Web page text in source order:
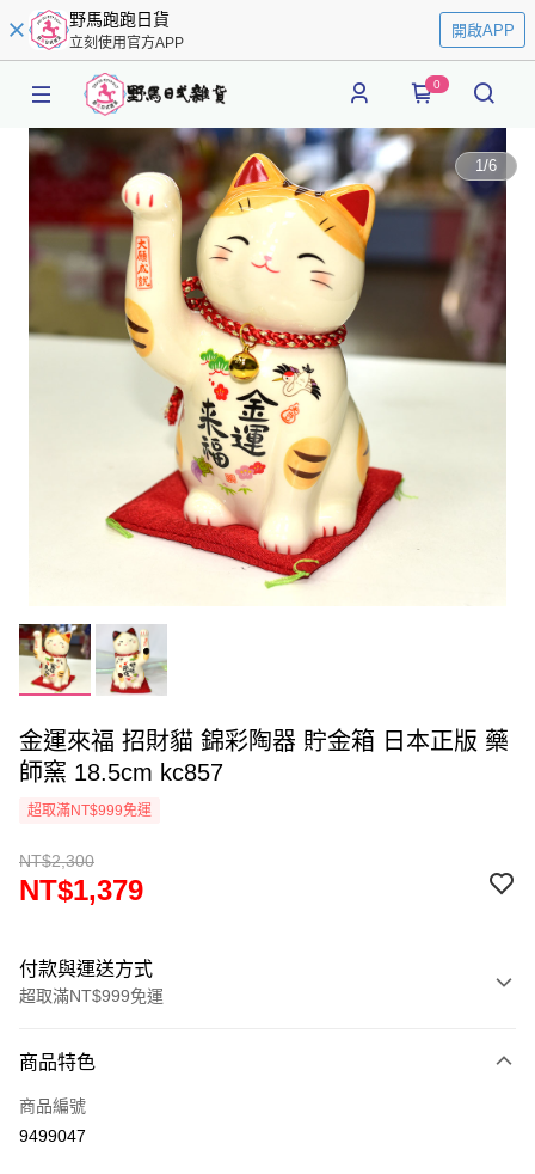
野馬跑跑日貨
立刻使用官方APP
開啟APP
0
1/6
金運來福 招財貓 錦彩陶器 貯金箱 日本正版 藥
師窯 18.5cm kc857
超取滿NT$999免運
NT$2,300
NT$1,379
付款與運送方式
超取滿NT$999免運
信用卡一次付款
信用卡分期付款
商品特色
商品編號
9499047